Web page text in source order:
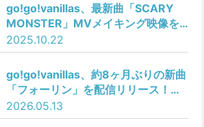
go!go!vanillas、最新曲「SCARY
MONSTER」MVメイキング映像を
公開！
2025.10.22
go!go!vanillas、約8ヶ月ぶりの新曲
「フォーリン」を配信リリース！
MV予告編第2弾を公開！
2026.05.13